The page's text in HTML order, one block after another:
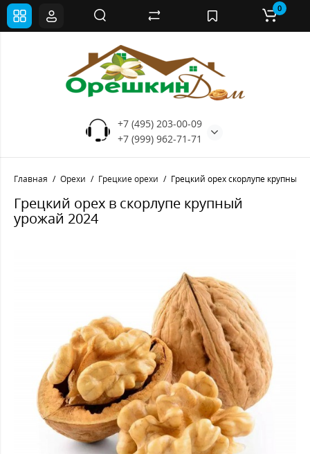
+7 (495) 203-00-09
+7 (999) 962-71-71
0
Главная Орехи Грецкие орехи Грецкий орех скорлупе крупный
Грецкий орех в скорлупе крупный
урожай 2024